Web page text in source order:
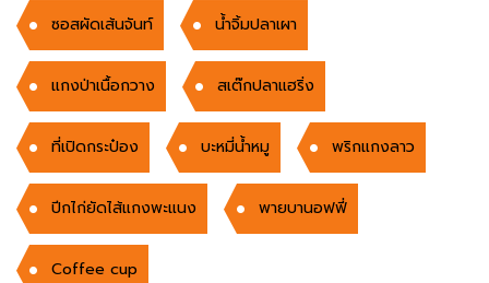
ซอสผัดเส้นจันท์ น้ำจิ้มปลาเผา
แกงป่าเนื้อกวาง สเต๊กปลาแฮริ่ง
ที่เปิดกระป๋อง บะหมี่น้ำหมู พริกแกงลาว
ปีกไก่ยัดไส้แกงพะแนง พายบานอฟฟี่
Coffee cup